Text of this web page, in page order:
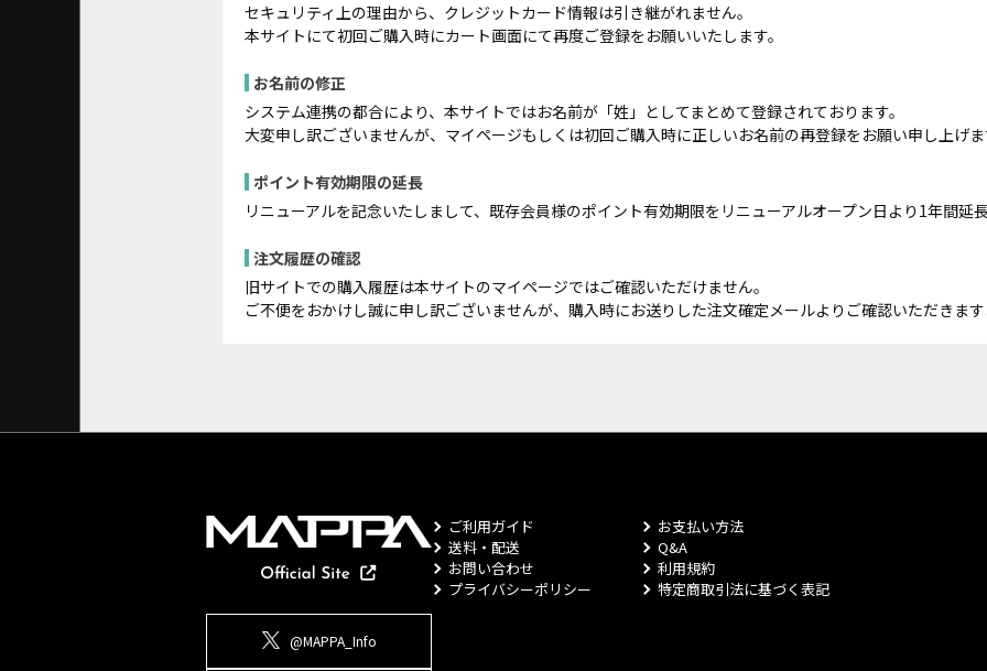
セキュリティ上の理由から、クレジットカード情報は引き継がれません。
本サイトにて初回ご購入時にカート画面にて再度ご登録をお願いいたします。
お名前の修正
システム連携の都合により、本サイトではお名前が「姓」としてまとめて登録されております。
大変申し訳ございませんが、マイページもしくは初回ご購入時に正しいお名前の再登録をお願い申し上げ
ポイント有効期限の延長
リニューアルを記念いたしまして、既存会員様のポイント有効期限をリニューアルオープン日より1年間延
注文履歴の確認
旧サイトでの購入履歴は本サイトのマイページではご確認いただけません。
ご不便をおかけし誠に申し訳ございませんが、購入時にお送りした注文確定メールよりご確認いただきま
@MAPPA_Info
ご利用ガイド
お支払い方法
送料・配送
Q&A
お問い合わせ
利用規約
プライバシーポリシー
特定商取引法に基づく表記